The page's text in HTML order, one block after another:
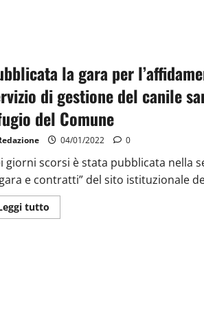
la gara per
di gestione del canile
del Comune
04/01/2022 0
giorni scorsi è stata pubblicata nella
e contratti” del sito istituzionale
tutto